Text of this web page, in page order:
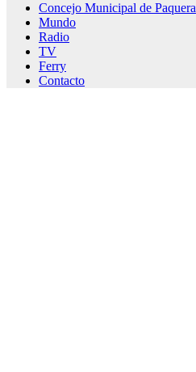
Concejo Municipal de Paquera
Mundo
Radio
TV
Ferry
Contacto